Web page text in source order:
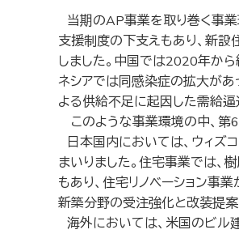
当期のAP事業を取り巻く事
支援制度の下支えもあり、新
しました。中国では2020年か
ネシアでは同感染症の拡大があ
よる供給不足に起因した需給逼
このような事業環境の中、第
日本国内においては、ウィズ
まいりました。住宅事業では、
もあり、住宅リノベーション事
新築分野の受注強化と改装提
海外においては、米国のビル